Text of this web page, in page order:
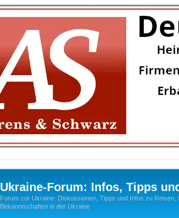
Ukraine-Forum: Infos, Tipps
Forum zur Ukraine: Diskussionen, Tipps und Infos zu
Bekanntschaften in der Ukraine